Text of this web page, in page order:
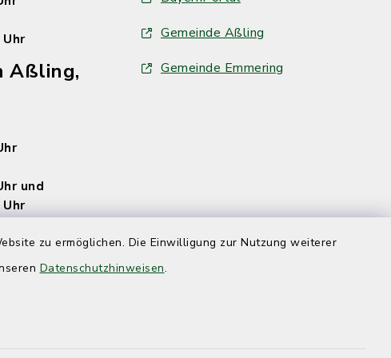
zu ermöglichen. Die Einwilligung zur Nutzung weiterer
Datenschutzhinweisen.
Aßling,
und
Gemeinde Aßling
Gemeinde Emmering